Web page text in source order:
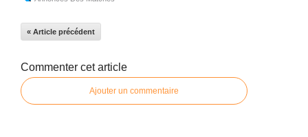
« Article précédent
Commenter cet article
Ajouter un commentaire